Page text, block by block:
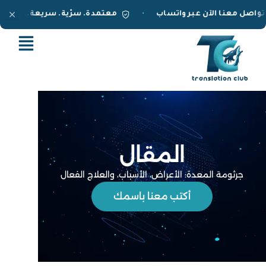
إلى
معتمدة. سرّية. سريعة. • تواصل معنا الآن عبر واتساب
المقال
جرثومة المعدة: الأعراض، الأسباب، والعلاج الفعال
أكتب معنا باسمك